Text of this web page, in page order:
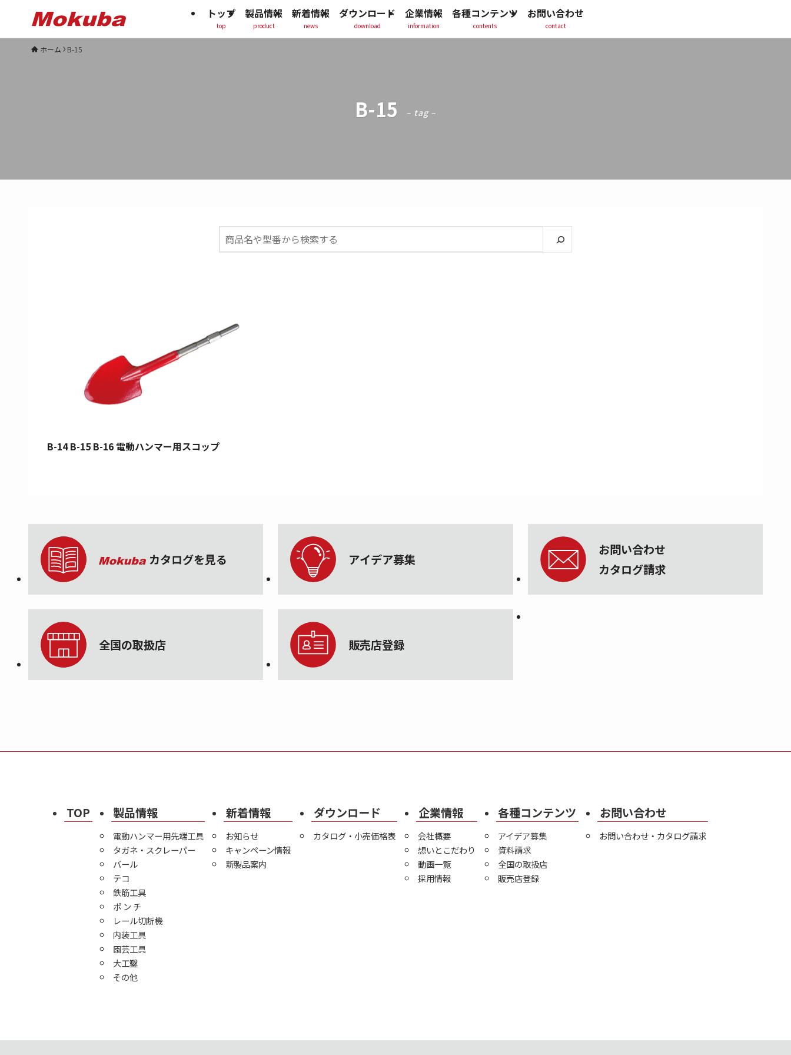
B-15 – tag –
ホーム B-15
トップ
top
製品情報
product
新着情報
news
ダウンロード
download
企業情報
information
各種コンテンツ
contents
お問い合わせ
contact
B-14 B-15 B-16 電動ハンマー用スコップ
カタログを見る アイデア募集
お問い合わせ
カタログ請求
全国の取扱店 販売店登録
TOP 製品情報
電動ハンマー用先端工具
タガネ・スクレーパー
バール
テコ
鉄筋工具
ポ ン チ
レール切断機
内装工具
園芸工具
大工鑿
その他
新着情報
お知らせ
キャンペーン情報
新製品案内
ダウンロード
カタログ・小売価格表
企業情報
会社概要
想いとこだわり
動画一覧
採用情報
各種コンテンツ
アイデア募集
資料請求
全国の取扱店
販売店登録
お問い合わせ
お問い合わせ・カタログ請求